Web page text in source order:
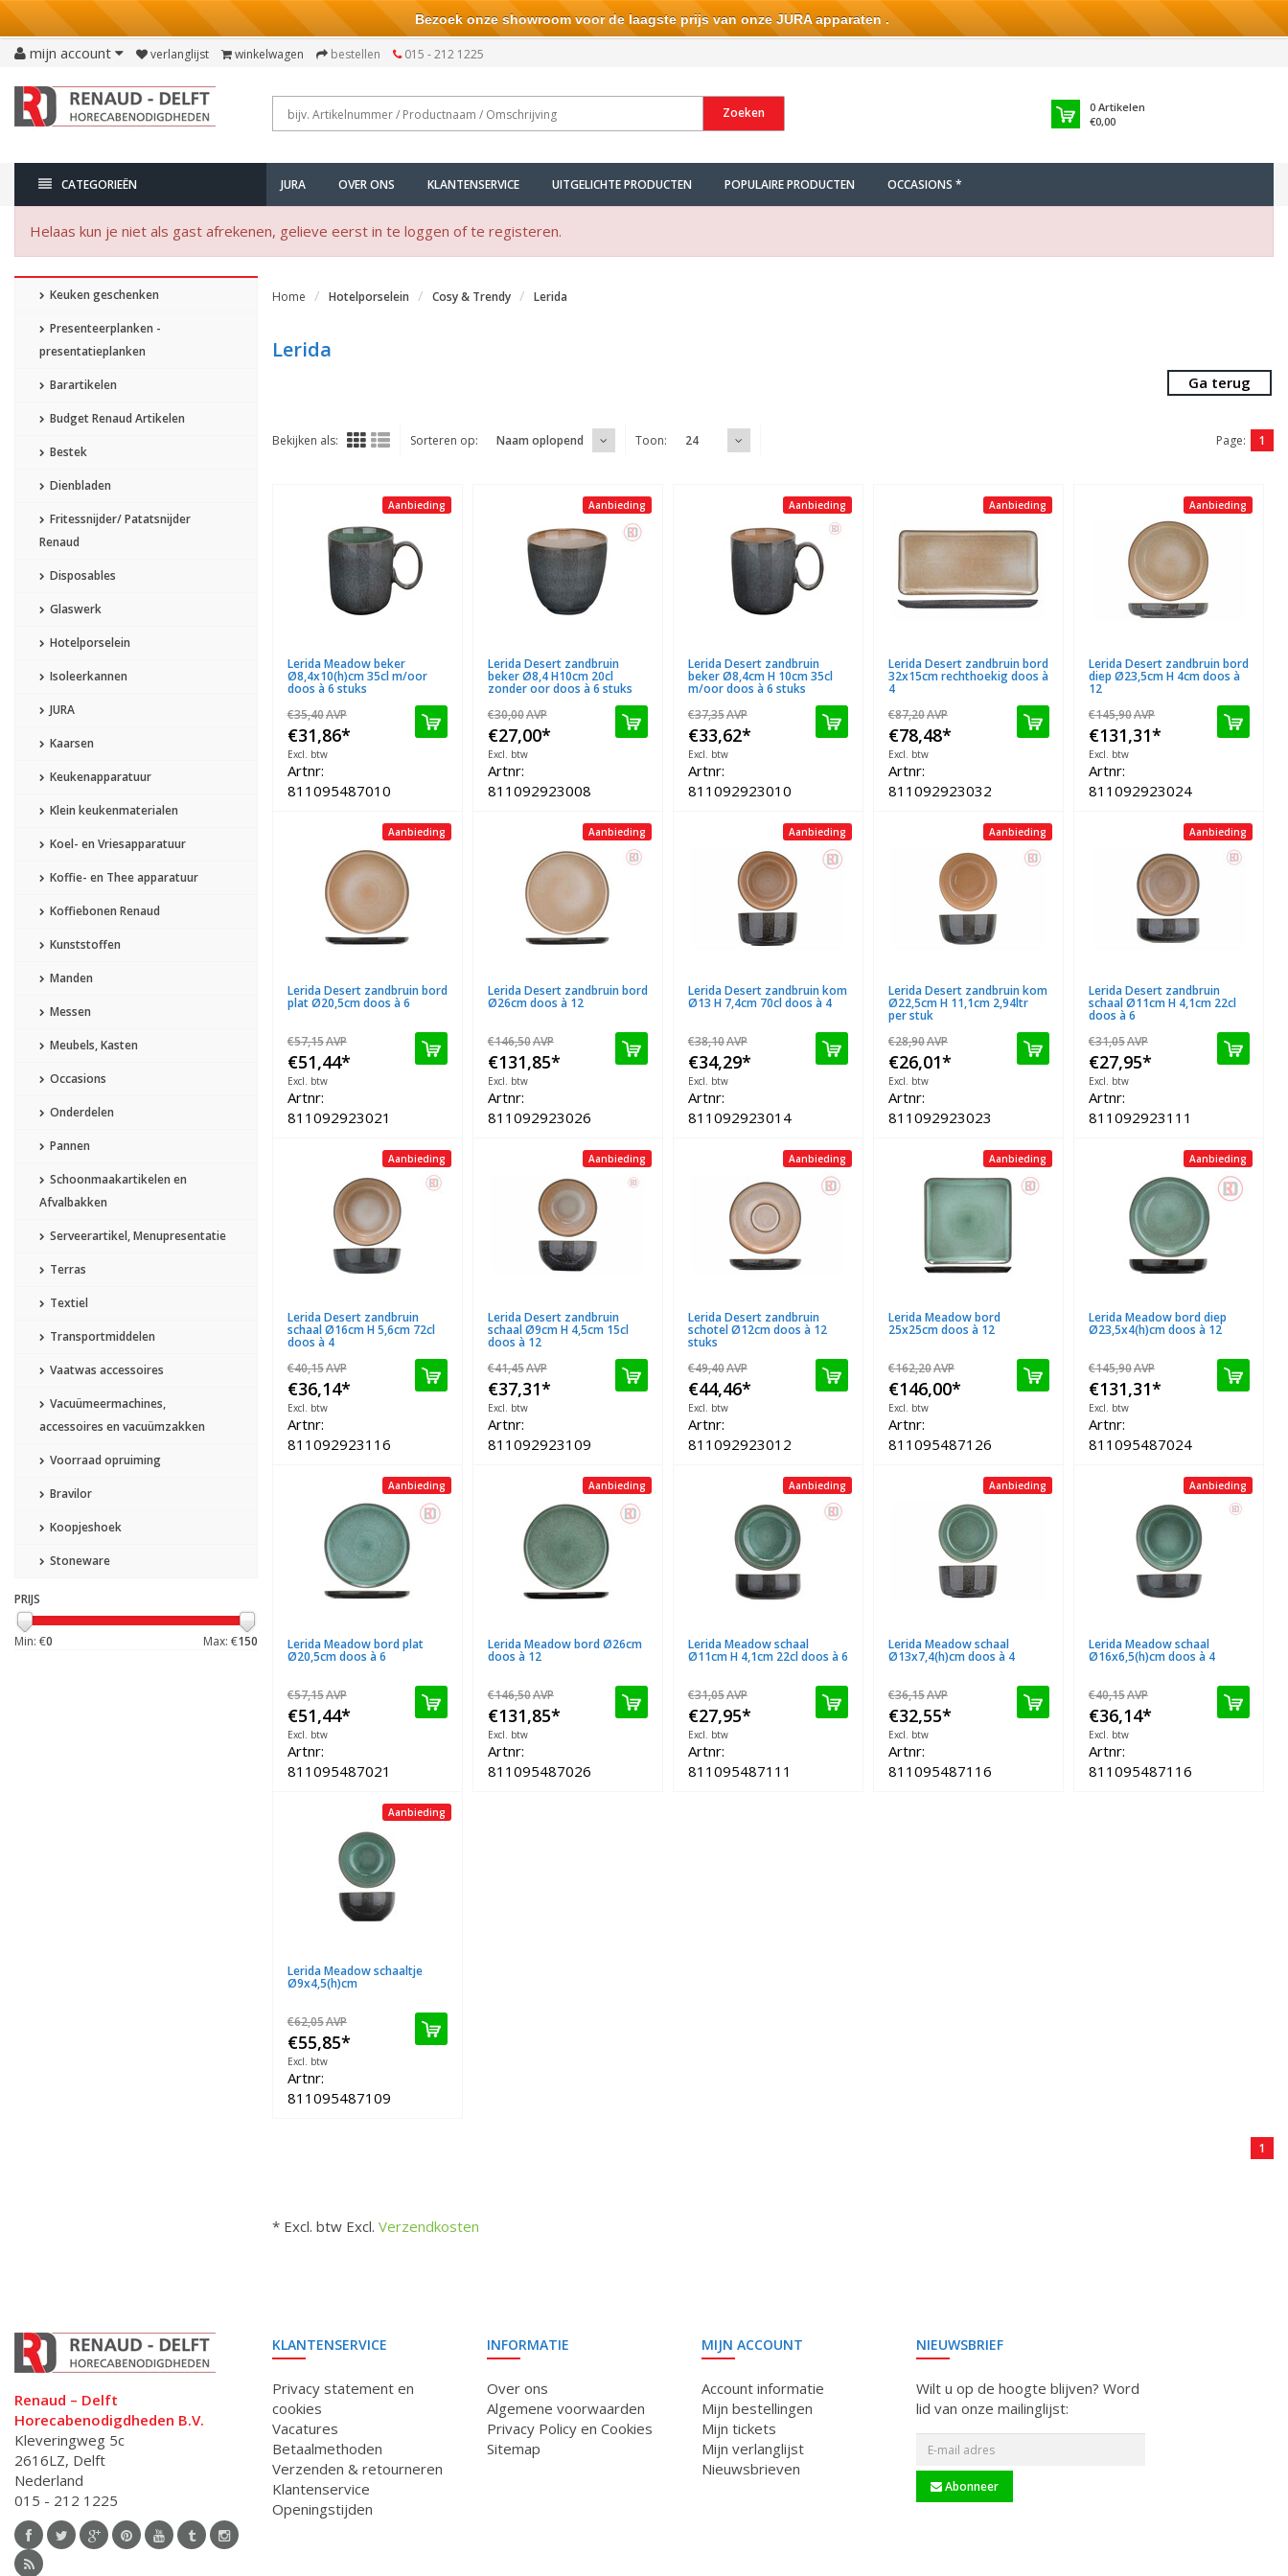
mijn account verlanglijst winkelwagen bestellen 015 - 212 1225
Zoeken 0Artikelen
€0,00
CATEGORIEËN JURA OVER ONS KLANTENSERVICE UITGELICHTE PRODUCTEN POPULAIRE PRODUCTEN OCCASIONS *
Helaas kun je niet als gast afrekenen, gelieve eerst in te loggen of te registeren.
Keuken geschenken
Presenteerplanken -
presentatieplanken
Barartikelen
Budget Renaud Artikelen
Bestek
Dienbladen
Fritessnijder/ Patatsnijder
Renaud
Disposables
Glaswerk
Hotelporselein
Isoleerkannen
JURA
Kaarsen
Keukenapparatuur
Klein keukenmaterialen
Koel- en Vriesapparatuur
Koffie- en Thee apparatuur
Koffiebonen Renaud
Kunststoffen
Manden
Messen
Meubels, Kasten
Occasions
Onderdelen
Pannen
Schoonmaakartikelen en
Afvalbakken
Serveerartikel, Menupresentatie
Terras
Textiel
Transportmiddelen
Vaatwas accessoires
Vacuümeermachines,
accessoires en vacuümzakken
Voorraad opruiming
Bravilor
Koopjeshoek
Stoneware
PRIJS
Min: €0 Max: €150
Home Hotelporselein Cosy & Trendy Lerida
Lerida
Ga terug
Bekijken als: Sorteren op: Naam oplopend Toon: 24 Page: 1
Aanbieding
Lerida Meadow beker
Ø8,4x10(h)cm 35cl m/oor
doos à 6 stuks
€35,40AVP
€31,86*
Excl. btw
Artnr:
811095487010
Aanbieding
Lerida Desert zandbruin
beker Ø8,4 H10cm 20cl
zonder oor doos à 6 stuks
€30,00AVP
€27,00*
Excl. btw
Artnr:
811092923008
Aanbieding
Lerida Desert zandbruin
beker Ø8,4cm H 10cm 35cl
m/oor doos à 6 stuks
€37,35AVP
€33,62*
Excl. btw
Artnr:
811092923010
Aanbieding
Lerida Desert zandbruin bord
32x15cm rechthoekig doos à
4
€87,20AVP
€78,48*
Excl. btw
Artnr:
811092923032
Aanbieding
Lerida Desert zandbruin bord
diep Ø23,5cm H 4cm doos à
12
€145,90AVP
€131,31*
Excl. btw
Artnr:
811092923024
Aanbieding
Lerida Desert zandbruin bord
plat Ø20,5cm doos à 6
€57,15AVP
€51,44*
Excl. btw
Artnr:
811092923021
Aanbieding
Lerida Desert zandbruin bord
Ø26cm doos à 12
€146,50AVP
€131,85*
Excl. btw
Artnr:
811092923026
Aanbieding
Lerida Desert zandbruin kom
Ø13 H 7,4cm 70cl doos à 4
€38,10AVP
€34,29*
Excl. btw
Artnr:
811092923014
Aanbieding
Lerida Desert zandbruin kom
Ø22,5cm H 11,1cm 2,94ltr
per stuk
€28,90AVP
€26,01*
Excl. btw
Artnr:
811092923023
Aanbieding
Lerida Desert zandbruin
schaal Ø11cm H 4,1cm 22cl
doos à 6
€31,05AVP
€27,95*
Excl. btw
Artnr:
811092923111
Aanbieding
Lerida Desert zandbruin
schaal Ø16cm H 5,6cm 72cl
doos à 4
€40,15AVP
€36,14*
Excl. btw
Artnr:
811092923116
Aanbieding
Lerida Desert zandbruin
schaal Ø9cm H 4,5cm 15cl
doos à 12
€41,45AVP
€37,31*
Excl. btw
Artnr:
811092923109
Aanbieding
Lerida Desert zandbruin
schotel Ø12cm doos à 12
stuks
€49,40AVP
€44,46*
Excl. btw
Artnr:
811092923012
Aanbieding
Lerida Meadow bord
25x25cm doos à 12
€162,20AVP
€146,00*
Excl. btw
Artnr:
811095487126
Aanbieding
Lerida Meadow bord diep
Ø23,5x4(h)cm doos à 12
€145,90AVP
€131,31*
Excl. btw
Artnr:
811095487024
Aanbieding
Lerida Meadow bord plat
Ø20,5cm doos à 6
€57,15AVP
€51,44*
Excl. btw
Artnr:
811095487021
Aanbieding
Lerida Meadow bord Ø26cm
doos à 12
€146,50AVP
€131,85*
Excl. btw
Artnr:
811095487026
Aanbieding
Lerida Meadow schaal
Ø11cm H 4,1cm 22cl doos à 6
€31,05AVP
€27,95*
Excl. btw
Artnr:
811095487111
Aanbieding
Lerida Meadow schaal
Ø13x7,4(h)cm doos à 4
€36,15AVP
€32,55*
Excl. btw
Artnr:
811095487116
Aanbieding
Lerida Meadow schaal
Ø16x6,5(h)cm doos à 4
€40,15AVP
€36,14*
Excl. btw
Artnr:
811095487116
Aanbieding
Lerida Meadow schaaltje
Ø9x4,5(h)cm
€62,05AVP
€55,85*
Excl. btw
Artnr:
811095487109
1
* Excl. btw Excl. Verzendkosten
Renaud – Delft
Horecabenodigdheden B.V.
Kleveringweg 5c
2616LZ, Delft
Nederland
015 - 212 1225
KLANTENSERVICE
Privacy statement en
cookies
Vacatures
Betaalmethoden
Verzenden & retourneren
Klantenservice
Openingstijden
INFORMATIE
Over ons
Algemene voorwaarden
Privacy Policy en Cookies
Sitemap
MIJN ACCOUNT
Account informatie
Mijn bestellingen
Mijn tickets
Mijn verlanglijst
Nieuwsbrieven
NIEUWSBRIEF
Wilt u op de hoogte blijven? Word
lid van onze mailinglijst:
Abonneer
Bezoek onze showroom voor de laagste prijs van onze JURA apparaten .